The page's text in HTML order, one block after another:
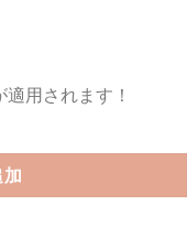
用されます！